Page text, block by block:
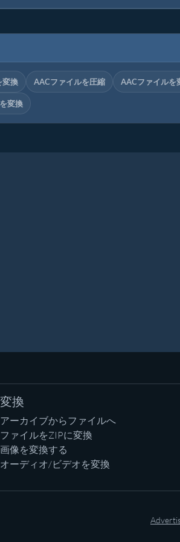
変換 AACファイルを圧縮 AACファイルを
変換
変換
アーカイブからファイルへ
ファイルをZIPに変換
画像を変換する
オーディオ/ビデオを変換